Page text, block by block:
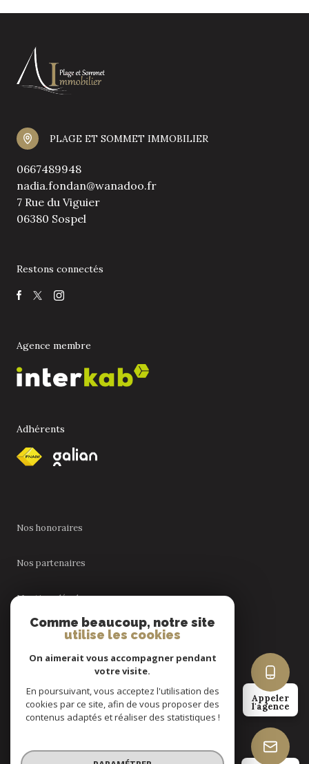
Appeler
l'agence
PLAGE ET SOMMET IMMOBILIER
0667489948
nadia.fondan@wanadoo.fr
7 Rue du Viguier
06380 Sospel
Restons connectés
Agence membre
Adhérents
Nos honoraires
Nos partenaires
Mentions légales
Cookies
© 2026 | Tous droits réservés
Comme beaucoup, notre site
utilise les cookies
On aimerait vous accompagner pendant
votre visite.
En poursuivant, vous acceptez l'utilisation des
cookies par ce site, afin de vous proposer des
contenus adaptés et réaliser des statistiques !